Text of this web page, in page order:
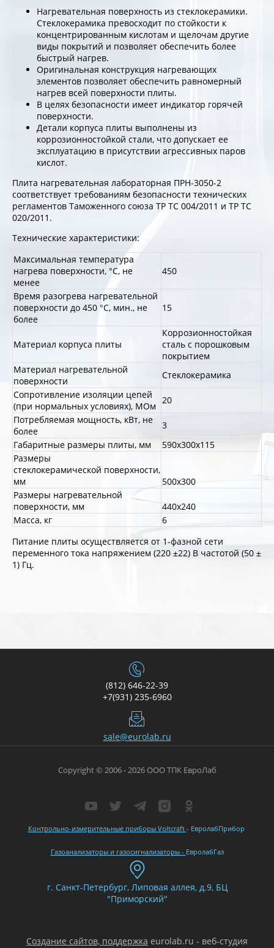
Нагревательная поверхность из стеклокерамики.
Стеклокерамика превосходит по стойкости к
концентрированным кислотам и щелочам другие
виды покрытий и позволяет обеспечить более
быстрый нагрев.
Оригинальная конструкция нагревающих
элементов позволяет обеспечить равномерный
нагрев всей поверхности плиты.
В целях безопасности имеет индикатор горячей
поверхности.
Детали корпуса плиты выполнены из
коррозионностойкой стали, что допускает ее
эксплуатацию в присутствии агрессивных паров
кислот.
Плита нагревательная лабораторная ПРН-3050-2
соответствует требованиям безопасности технических
регламентов Таможенного союза ТР ТС 004/2011 и ТР ТС
020/2011.
Технические характеристики:
Максимальная температура
нагрева поверхности, °С, не
менее
450
Время разогрева нагревательной
поверхности до 450 °С, мин., не
более
15
Материал корпуса плиты
Коррозионностойкая
сталь с порошковым
покрытием
Материал нагревательной
поверхности
Стеклокерамика
Сопротивление изоляции цепей
(при нормальных условиях), МОм
20
Потребляемая мощность, кВт, не
более
3
Габаритные размеры плиты, мм
590х300х115
Размеры
стеклокерамической поверхности,
мм
500х300
Размеры нагревательной
поверхности, мм
440х240
Масса, кг
6
Питание плиты осуществляется от 1-фазной сети
переменного тока напряжением (220 ±22) В частотой (50 ±
1) Гц.
(812) 646-22-39
+7(931) 235-6960
sale@eurolab.ru
Контрольно-измерительные приборы Voltcraft - ЕвролабПрибор
Газоанализаторы и газосигнализаторы - ЕвролабГаз
г. Санкт-Петербург, Липовая аллея, д.9, БЦ
"Приморский"
Copyright © 2006 - 2026 ООО ТПК ЕвроЛаб
Создание сайтов, поддержка eurolab.ru - веб-студия